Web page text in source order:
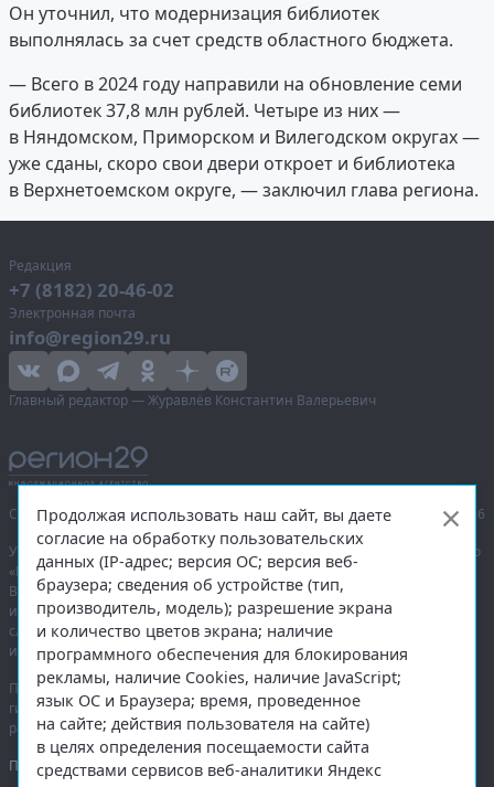
Он уточнил, что модернизация библиотек
выполнялась за счет средств областного бюджета.
— Всего в 2024 году направили на обновление семи
библиотек 37,8 млн рублей. Четыре из них —
в Няндомском, Приморском и Вилегодском округах —
уже сданы, скоро свои двери откроет и библиотека
в Верхнетоемском округе, — заключил глава региона.
Редакция
+7 (8182) 20-46-02
Электронная почта
info@region29.ru
Главный редактор — Журавлёв Константин Валерьевич
Сетевое издание «Информационное агентство Регион 29»,
© 2016–2026
Учредитель — общество с ограниченной ответственностью «Агентство
«Правда Севера».
Выписка из реестра зарегистрированных средств массовой
информации:ЭЛ № ФС 77-74226от 09.11.2018 выдано Федеральной
службой по надзору в сфере связи, информационных технологий
и массовых коммуникаций (Роскомнадзор).
При полном или частичном использовании любых материалов
гиперссылка на region29.ruобязательна. Копирование материалов без
разрешения администрации сайта запрещено.
Правовая информация.
Продолжая использовать наш сайт, вы даете
согласие на обработку пользовательских
данных (IP-адрес; версия ОС; версия веб-
браузера; сведения об устройстве (тип,
производитель, модель); разрешение экрана
и количество цветов экрана; наличие
программного обеспечения для блокирования
рекламы, наличие Cookies, наличие JavaScript;
язык ОС и Браузера; время, проведенное
на сайте; действия пользователя на сайте)
в целях определения посещаемости сайта
средствами сервисов веб-аналитики Яндекс